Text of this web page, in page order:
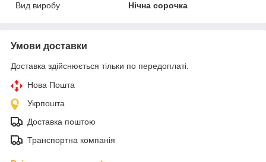
Вид виробу
Нічна сорочка
Умови доставки
Доставка здійснюється тільки по передоплаті.
Нова Пошта
Укрпошта
Доставка поштою
Транспортна компанія